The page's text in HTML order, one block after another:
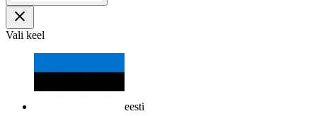
Vali keel
eesti